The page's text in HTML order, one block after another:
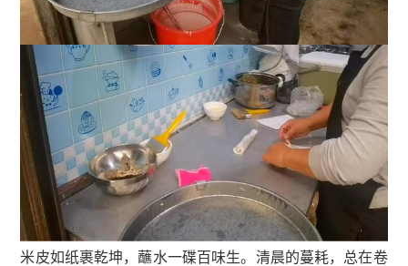
米皮如纸裹乾坤，蘸水一碟百味生。清晨的蔓耗，总在卷